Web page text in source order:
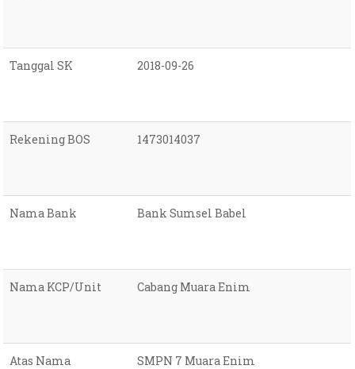
Tanggal SK 2018-09-26
Rekening BOS 1473014037
Nama Bank Bank Sumsel Babel
Nama KCP/Unit Cabang Muara Enim
Atas Nama SMPN 7 Muara Enim